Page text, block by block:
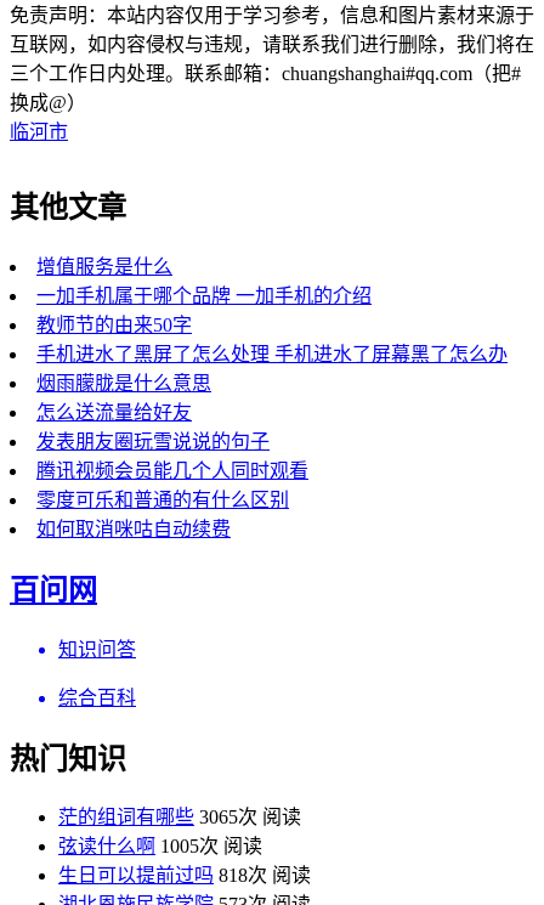
免责声明：本站内容仅用于学习参考，信息和图片素材来源于
互联网，如内容侵权与违规，请联系我们进行删除，我们将在
三个工作日内处理。联系邮箱：chuangshanghai#qq.com（把#
换成@）
临河市
其他文章
增值服务是什么
一加手机属于哪个品牌 一加手机的介绍
教师节的由来50字
手机进水了黑屏了怎么处理 手机进水了屏幕黑了怎么办
烟雨朦胧是什么意思
怎么送流量给好友
发表朋友圈玩雪说说的句子
腾讯视频会员能几个人同时观看
零度可乐和普通的有什么区别
如何取消咪咕自动续费
百问网
知识问答
综合百科
热门知识
茫的组词有哪些 3065次 阅读
弦读什么啊 1005次 阅读
生日可以提前过吗 818次 阅读